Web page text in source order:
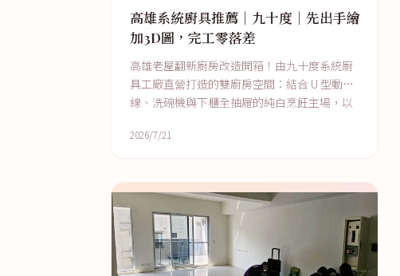
高雄系統廚具推薦｜九十度｜先出手繪
加3D圖，完工零落差
高雄老屋翻新廚房改造開箱！由九十度系統廚
具工廠直營打造的雙廚房空間：結合 U 型動
線、洗碗機與下櫃全抽屜的純白烹飪主場，以
2026/7/21